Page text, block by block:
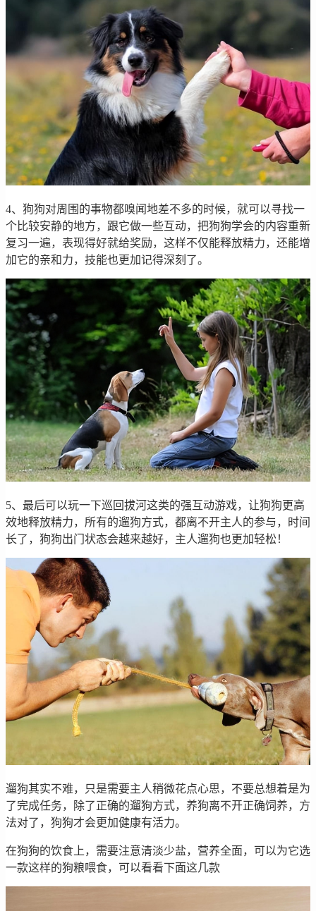
4、狗狗对周围的事物都嗅闻地差不多的时候，就可以寻找一
个比较安静的地方，跟它做一些互动，把狗狗学会的内容重新
复习一遍，表现得好就给奖励，这样不仅能释放精力，还能增
加它的亲和力，技能也更加记得深刻了。
5、最后可以玩一下巡回拔河这类的强互动游戏，让狗狗更高
效地释放精力，所有的遛狗方式，都离不开主人的参与，时间
长了，狗狗出门状态会越来越好，主人遛狗也更加轻松！
遛狗其实不难，只是需要主人稍微花点心思，不要总想着是为
了完成任务，除了正确的遛狗方式，养狗离不开正确饲养，方
法对了，狗狗才会更加健康有活力。
在狗狗的饮食上，需要注意清淡少盐，营养全面，可以为它选
一款这样的狗粮喂食，可以看看下面这几款